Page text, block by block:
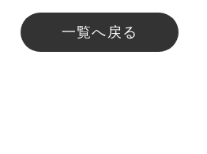
一覧へ戻る